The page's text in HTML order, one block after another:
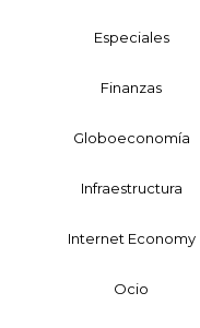
Especiales
Finanzas
Globoeconomía
Infraestructura
Internet Economy
Ocio